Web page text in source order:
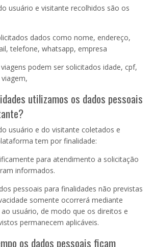
usuário e visitante recolhidos são os
dados como nome, endereço,
telefone, whatsapp, empresa
podem ser solicitados idade, cpf,
utilizamos os dados pessoais
usuário e do visitante coletados e
tem por finalidade:
para atendimento a solicitação
informados.
pessoais para finalidades não previstas
somente ocorrerá mediante
usuário, de modo que os direitos e
permanecem aplicáveis.
os dados pessoais ficam